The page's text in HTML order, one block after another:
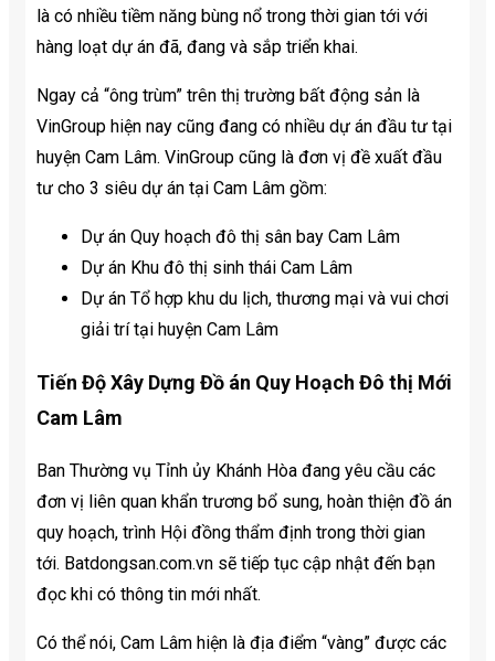
là có nhiều tiềm năng bùng nổ trong thời gian tới với
hàng loạt dự án đã, đang và sắp triển khai.
Ngay cả “ông trùm” trên thị trường bất động sản là
VinGroup hiện nay cũng đang có nhiều dự án đầu tư tại
huyện Cam Lâm. VinGroup cũng là đơn vị đề xuất đầu
tư cho 3 siêu dự án tại Cam Lâm gồm:
Dự án Quy hoạch đô thị sân bay Cam Lâm
Dự án Khu đô thị sinh thái Cam Lâm
Dự án Tổ hợp khu du lịch, thương mại và vui chơi
giải trí tại huyện Cam Lâm
Tiến Độ Xây Dựng Đồ án Quy Hoạch Đô thị Mới
Cam Lâm
Ban Thường vụ Tỉnh ủy Khánh Hòa đang yêu cầu các
đơn vị liên quan khẩn trương bổ sung, hoàn thiện đồ án
quy hoạch, trình Hội đồng thẩm định trong thời gian
tới. Batdongsan.com.vn sẽ tiếp tục cập nhật đến bạn
đọc khi có thông tin mới nhất.
Có thể nói, Cam Lâm hiện là địa điểm “vàng” được các